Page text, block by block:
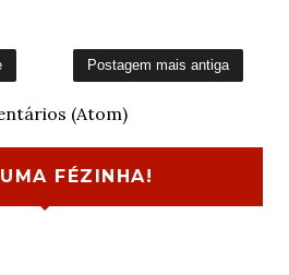
Postagem mais antiga
(Atom)
FÉZINHA!